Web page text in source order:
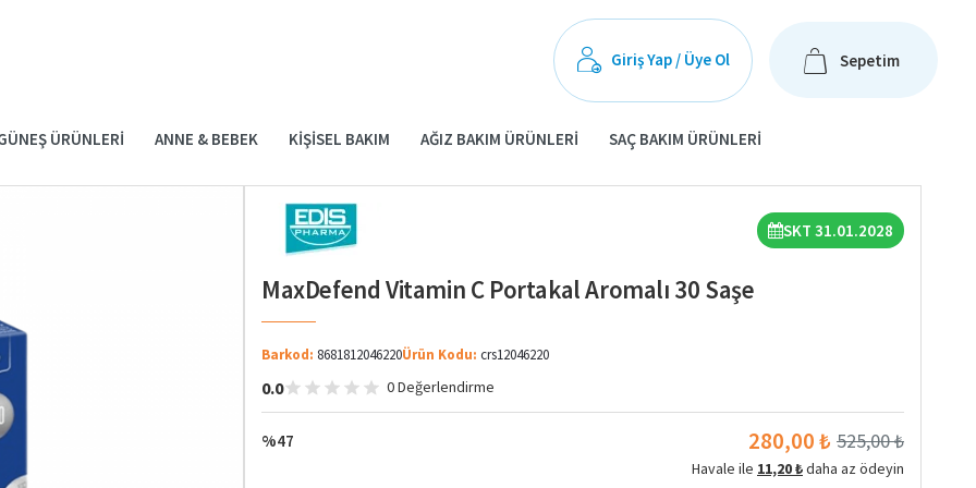
Giriş Yap / Üye Ol Sepetim
ÜRÜNLERI ANNE & BEBEK KIŞISEL BAKIM AĞIZ BAKIM ÜRÜNLERI SAÇ BAKIM ÜRÜNLERI
SKT 31.01.2028
MaxDefend Vitamin C Portakal Aromalı 30 Saşe
Barkod: 8681812046220Ürün Kodu: crs12046220
0.0 0 Değerlendirme
%47 280,00 ₺ 525,00 ₺
Havale ile 11,20 ₺ daha az ödeyin